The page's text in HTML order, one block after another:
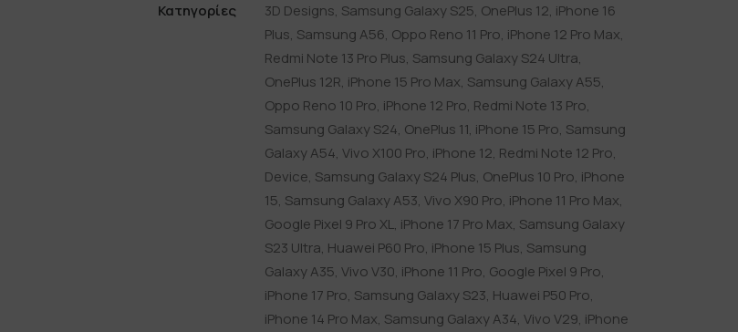
Κατηγορίες
3D Designs, Samsung Galaxy S25, OnePlus 12, iPhone 16
Plus, Samsung A56, Oppo Reno 11 Pro, iPhone 12 Pro Max,
Redmi Note 13 Pro Plus, Samsung Galaxy S24 Ultra,
OnePlus 12R, iPhone 15 Pro Max, Samsung Galaxy A55,
Oppo Reno 10 Pro, iPhone 12 Pro, Redmi Note 13 Pro,
Samsung Galaxy S24, OnePlus 11, iPhone 15 Pro, Samsung
Galaxy A54, Vivo X100 Pro, iPhone 12, Redmi Note 12 Pro,
Device, Samsung Galaxy S24 Plus, OnePlus 10 Pro, iPhone
15, Samsung Galaxy A53, Vivo X90 Pro, iPhone 11 Pro Max,
Google Pixel 9 Pro XL, iPhone 17 Pro Max, Samsung Galaxy
S23 Ultra, Huawei P60 Pro, iPhone 15 Plus, Samsung
Galaxy A35, Vivo V30, iPhone 11 Pro, Google Pixel 9 Pro,
iPhone 17 Pro, Samsung Galaxy S23, Huawei P50 Pro,
iPhone 14 Pro Max, Samsung Galaxy A34, Vivo V29, iPhone